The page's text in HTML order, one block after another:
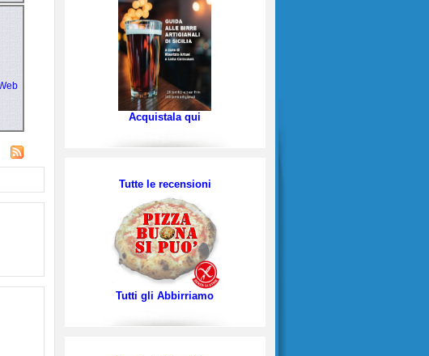
Acquistala qui
Tutte le recensioni
Tutti gli Abbirriamo